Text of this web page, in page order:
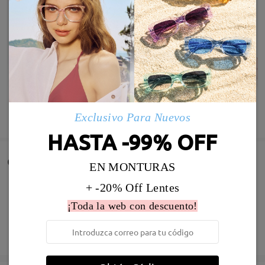
MOSTRAR MÁS
Comentarios de Clientes
Comparta su experiencia de compra para ayudar a otros a
obtener gafas satisfechas
Deje su comentario
Exclusivo Para Nuevos
HASTA -99% OFF
EN MONTURAS
+ -20% Off Lentes
¡Toda la web con descuento!